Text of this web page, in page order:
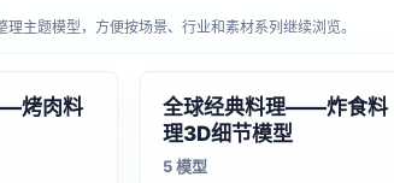
主题模型，方便按场景、行业和素材系列继续浏览。
烤肉料
全球经典料理——炸食料
理3D细节模型
5 模型